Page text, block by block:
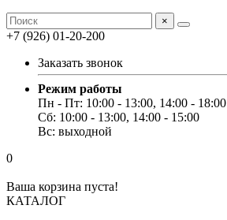
×
+7 (926) 01-20-200
Заказать звонок
Режим работы
Пн - Пт: 10:00 - 13:00, 14:00 - 18:00
Сб: 10:00 - 13:00, 14:00 - 15:00
Вс: выходной
0
Ваша корзина пуста!
КАТАЛОГ